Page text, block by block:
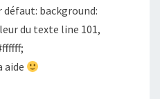
défaut: background:
du texte line 101,
aide